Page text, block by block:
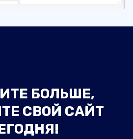
БОЛЬШЕ,
СВОЙ САЙТ